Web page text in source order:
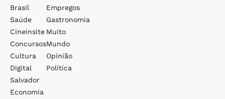
Brasil
Saúde
Cineinsite
Concursos
Cultura
Digital
Salvador
Economia
Empregos
Gastronomia
Muito
Mundo
Opinião
Política